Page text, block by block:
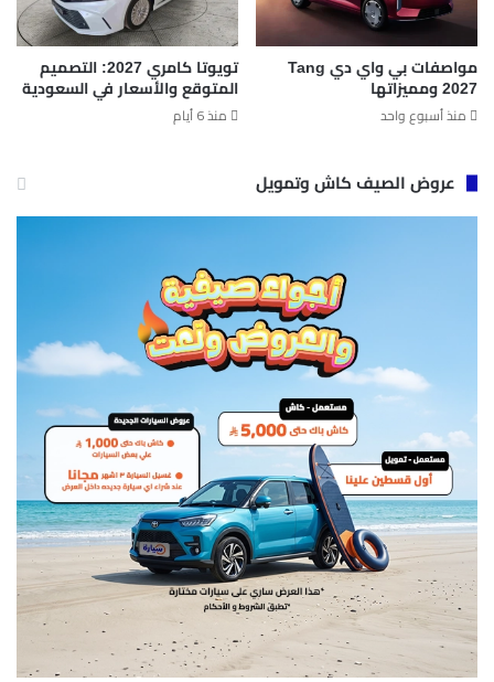
مواصفات بي واي دي Tang
2027 ومميزاتها
منذ أسبوع واحد
تويوتا كامري 2027: التصميم
المتوقع والأسعار في السعودية
منذ 6 أيام
عروض الصيف كاش وتمويل